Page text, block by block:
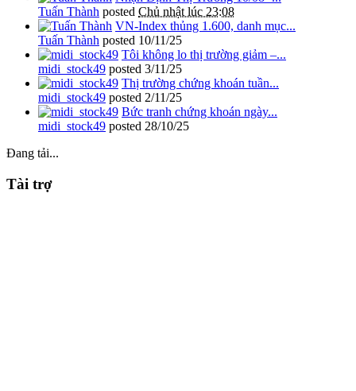
Tuấn Thành posted Chủ nhật lúc 23:08
VN-Index thủng 1.600, danh mục...
Tuấn Thành posted 10/11/25
Tôi không lo thị trường giảm –...
midi_stock49 posted 3/11/25
Thị trường chứng khoán tuần...
midi_stock49 posted 2/11/25
Bức tranh chứng khoán ngày...
midi_stock49 posted 28/10/25
Đang tải...
Tài trợ